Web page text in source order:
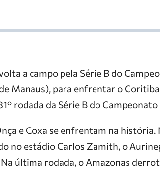
a campo pela Série B do
Manaus), para enfrentar o
rodada da Série B do
e Coxa se enfrentam na
no estádio Carlos Zamith, o
última rodada, o Amazonas